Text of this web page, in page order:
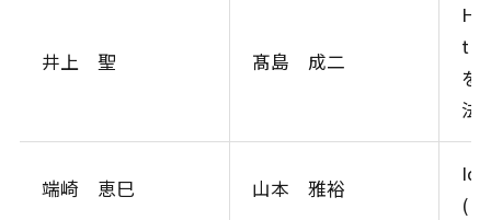
井上 聖 髙島 成二
を
法)
端崎 恵巳 山本 雅裕
(